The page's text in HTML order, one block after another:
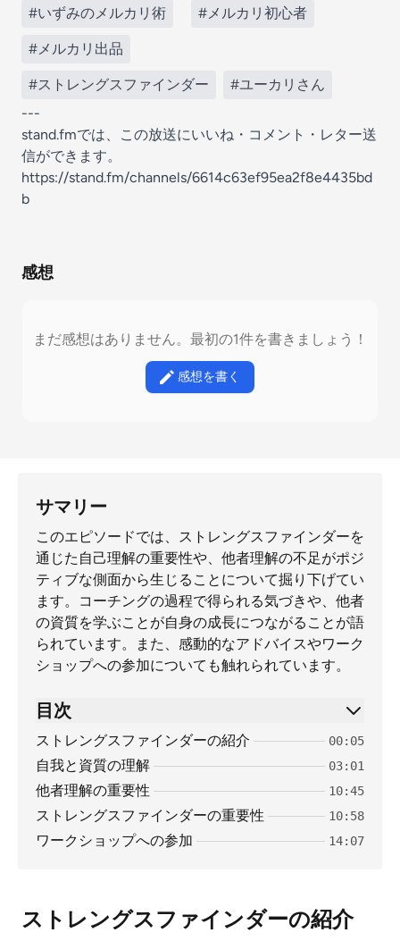
#いずみのメルカリ術 #メルカリ初心者
#メルカリ出品
#ストレングスファインダー
#ユーカリさん
---
stand.fmでは、この放送にいいね・コメント・レター送
信ができます。
https://stand.fm/channels/6614c63ef95ea2f8e4435bd
b
感想
まだ感想はありません。最初の1件を書きましょう！
感想を書く
サマリー
このエピソードでは、ストレングスファインダーを
通じた自己理解の重要性や、他者理解の不足がポジ
ティブな側面から生じることについて掘り下げてい
ます。コーチングの過程で得られる気づきや、他者
の資質を学ぶことが自身の成長につながることが語
られています。また、感動的なアドバイスやワーク
ショップへの参加についても触れられています。
目次
ストレングスファインダーの紹介 00:05
自我と資質の理解 03:01
他者理解の重要性 10:45
ストレングスファインダーの重要性 10:58
ワークショップへの参加 14:07
ストレングスファインダーの紹介